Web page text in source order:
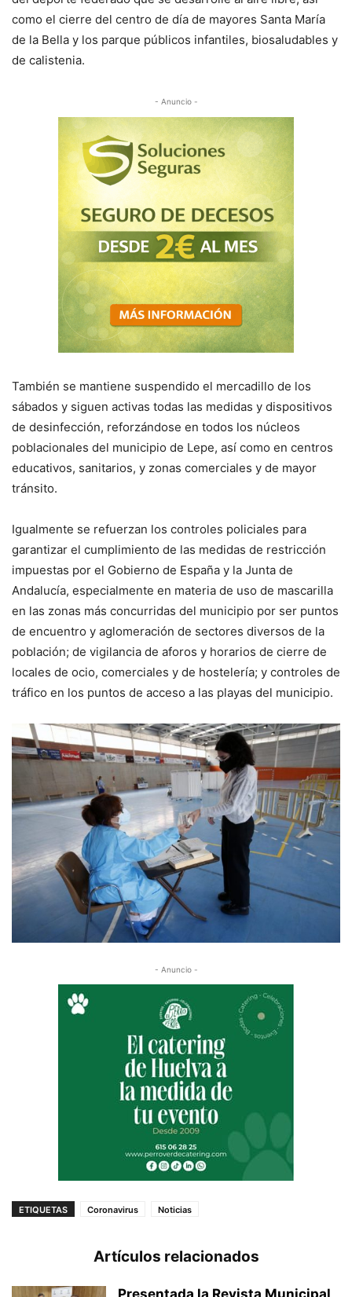
como el cierre del centro de día de mayores Santa María
de la Bella y los parque públicos infantiles, biosaludables y
de calistenia.
- Anuncio -
También se mantiene suspendido el mercadillo de los
sábados y siguen activas todas las medidas y dispositivos
de desinfección, reforzándose en todos los núcleos
poblacionales del municipio de Lepe, así como en centros
educativos, sanitarios, y zonas comerciales y de mayor
tránsito.
Igualmente se refuerzan los controles policiales para
garantizar el cumplimiento de las medidas de restricción
impuestas por el Gobierno de España y la Junta de
Andalucía, especialmente en materia de uso de mascarilla
en las zonas más concurridas del municipio por ser puntos
de encuentro y aglomeración de sectores diversos de la
población; de vigilancia de aforos y horarios de cierre de
locales de ocio, comerciales y de hostelería; y controles de
tráfico en los puntos de acceso a las playas del municipio.
- Anuncio -
ETIQUETAS Coronavirus Noticias
Artículos relacionados
Presentada la Revista Municipal